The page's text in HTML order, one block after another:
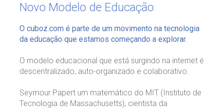
Novo Modelo de Educação
O cuboz.com é parte de um movimento na tecnologia
da educação que estamos começando a explorar.
O modelo educacional que está surgindo na internet é
descentralizado, auto-organizado e colaborativo.
Seymour Papert um matemático do MIT (Instituto de
Tecnologia de Massachusetts), cientista da